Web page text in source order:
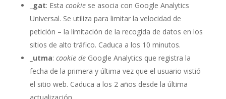
gat: Esta cookie se asocia con Google Analytics
Universal. Se utiliza para limitar la velocidad de
petición – la limitación de la recogida de datos en los
sitios de alto tráfico. Caduca a los 10 minutos.
_utma: cookie de Google Analytics que registra la
fecha de la primera y última vez que el usuario vistió
el sitio web. Caduca a los 2 años desde la última